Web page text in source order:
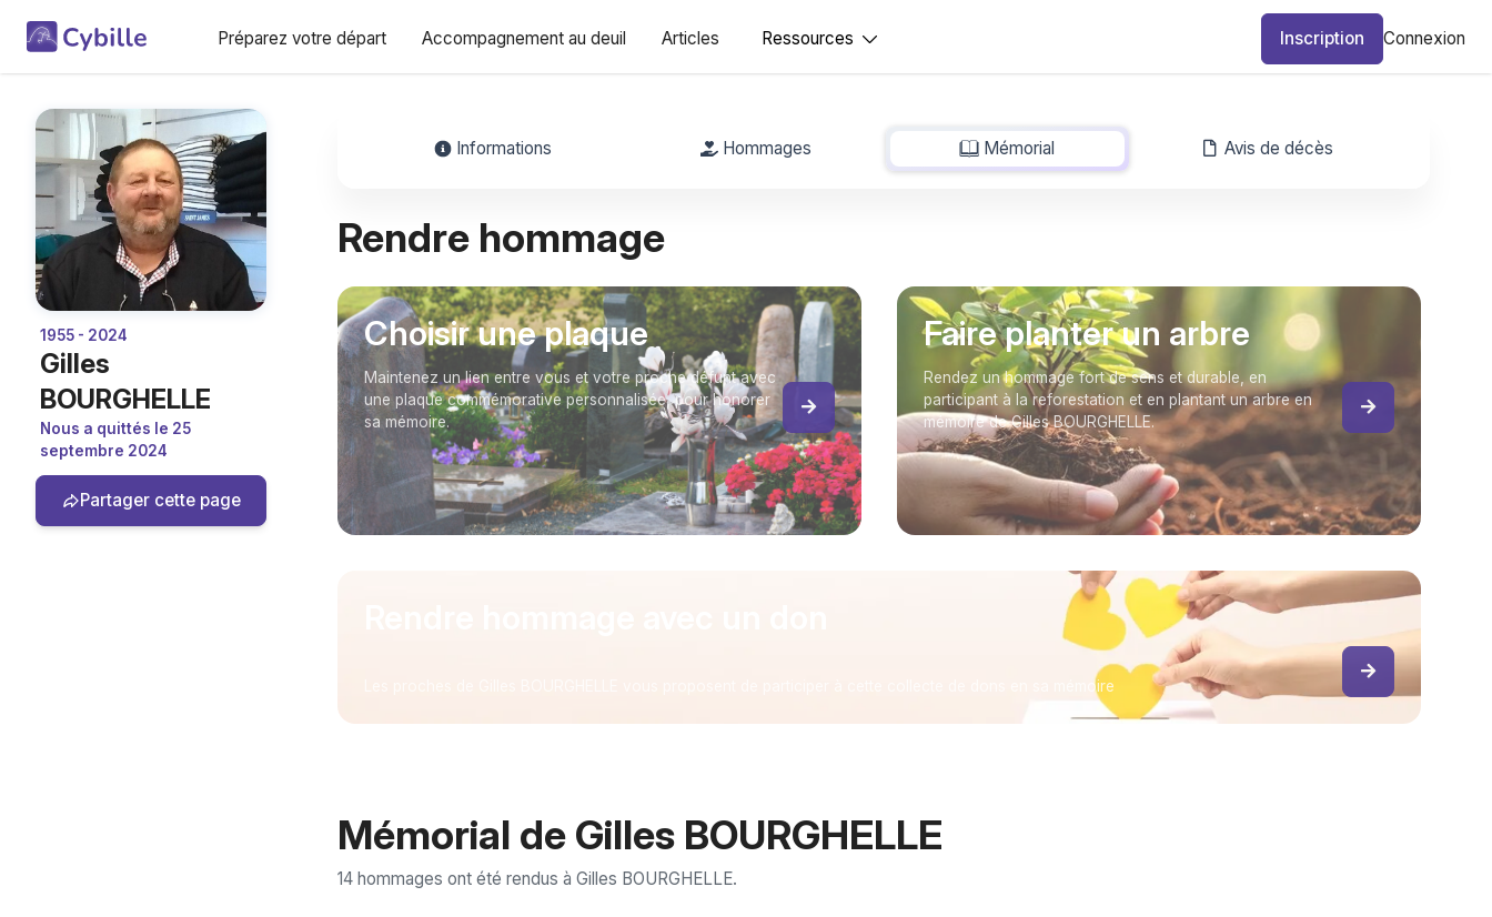
Préparez votre départ Accompagnement au deuil Articles Ressources Inscription Connexion
1955 - 2024
Gilles
BOURGHELLE
Nous a quittés le 25
septembre 2024
Partager cette page
Informations Hommages Mémorial Avis de décès
-
Rendre hommage
Choisir une plaque
Maintenez un lien entre vous et votre proche défunt avec
une plaque commémorative personnalisée, pour honorer
sa mémoire.
Faire planter un arbre
Rendez un hommage fort de sens et durable, en
participant à la reforestation et en plantant un arbre en
mémoire de Gilles BOURGHELLE.
Les proches de Gilles BOURGHELLE vous proposent de participer à cette collecte de dons en sa mémoire
Mémorial de Gilles BOURGHELLE
14 hommages ont été rendus à Gilles BOURGHELLE.